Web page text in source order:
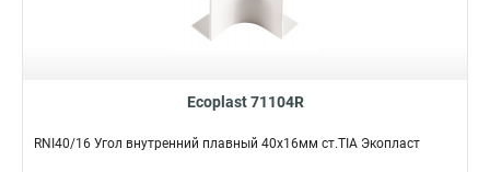
Ecoplast 71104R
RNI40/16 Угол внутренний плавный 40х16мм ст.TIA Экопласт